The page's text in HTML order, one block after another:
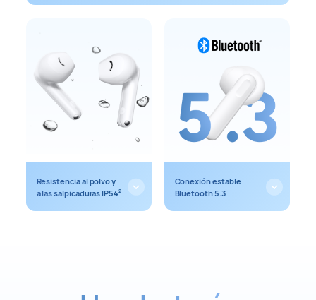
Resistencia al polvo y
a las salpicaduras IP542
Conexión estable
Bluetooth 5.3